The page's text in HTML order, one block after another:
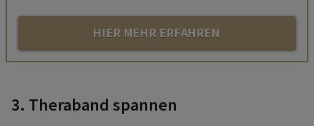
HIER MEHR ERFAHREN
3. Theraband spannen